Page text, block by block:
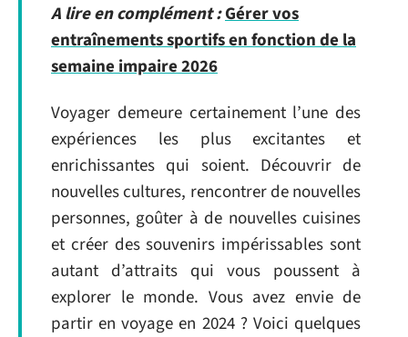
A lire en complément :Gérer vos
entraînements sportifs en fonction de la
semaine impaire 2026
Voyager demeure certainement l’une des
expériences les plus excitantes et
enrichissantes qui soient. Découvrir de
nouvelles cultures, rencontrer de nouvelles
personnes, goûter à de nouvelles cuisines
et créer des souvenirs impérissables sont
autant d’attraits qui vous poussent à
explorer le monde. Vous avez envie de
partir en voyage en 2024 ? Voici quelques